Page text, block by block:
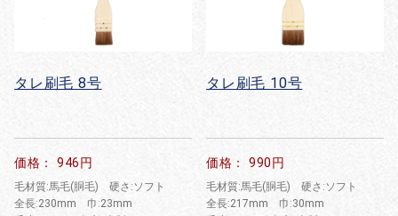
タレ刷毛 8号
価格： 946円
毛材質:馬毛(胴毛) 硬さ:ソフト
全長:230mm 巾:23mm
タレ刷毛 10号
価格： 990円
毛材質:馬毛(胴毛) 硬さ:ソフト
全長:217mm 巾:30mm